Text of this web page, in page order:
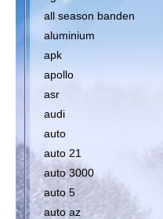
all season banden
aluminium
apk
apollo
asr
audi
auto
auto 21
auto 3000
auto 5
auto az